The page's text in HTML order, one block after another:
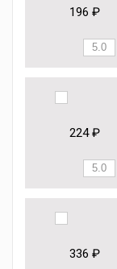
196 ₽
224 ₽
336 ₽